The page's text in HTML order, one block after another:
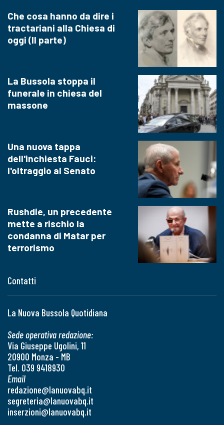
Contatti
La Nuova Bussola Quotidiana
Sede operativa redazione:
Via Giuseppe Ugolini, 11
20900 Monza - MB
Tel. 039 9418930
Email
redazione@lanuovabq.it
segreteria@lanuovabq.it
inserzioni@lanuovabq.it
Che cosa hanno da dire i
tractariani alla Chiesa di
oggi (II parte)
La Bussola stoppa il
funerale in chiesa del
massone
Una nuova tappa
dell'inchiesta Fauci:
l'oltraggio al Senato
Rushdie, un precedente
mette a rischio la
condanna di Matar per
terrorismo